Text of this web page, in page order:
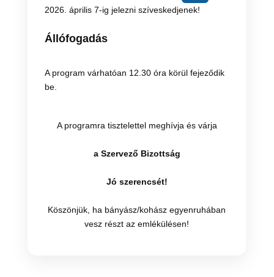
2026. április 7-ig jelezni szíveskedjenek!
Állófogadás
A program várhatóan 12.30 óra körül fejeződik
be.
A programra tisztelettel meghívja és várja
a Szervező Bizottság
Jó szerencsét!
Köszönjük, ha bányász/kohász egyenruhában
vesz részt az emlékülésen!